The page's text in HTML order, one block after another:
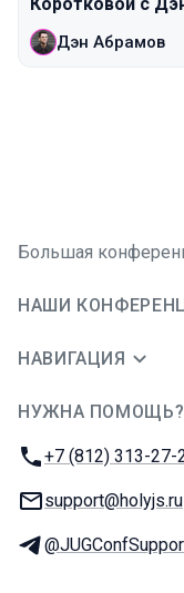
Дэн Абрамов
Большая
НАШИ
НАВИГАЦИЯ
НУЖНА ПОМОЩЬ?
Телефон:
+7 (812) 313-27-
E-mail:
support@holyjs.ru
Телеграм: